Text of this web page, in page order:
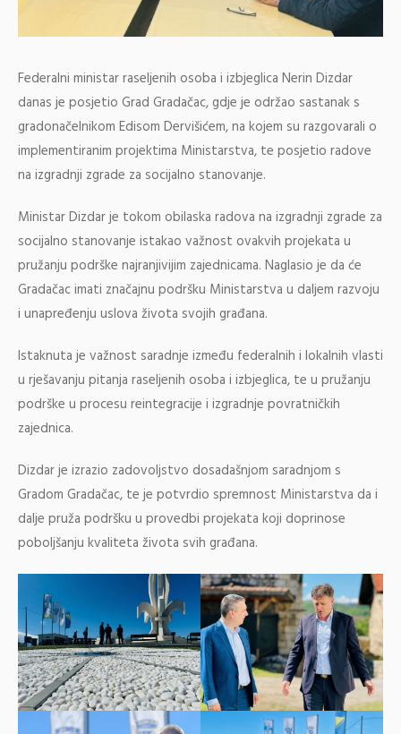
Federalni ministar raseljenih osoba i izbjeglica Nerin Dizdar
danas je posjetio Grad Gradačac, gdje je održao sastanak s
gradonačelnikom Edisom Dervišićem, na kojem su razgovarali o
implementiranim projektima Ministarstva, te posjetio radove
na izgradnji zgrade za socijalno stanovanje.
Ministar Dizdar je tokom obilaska radova na izgradnji zgrade za
socijalno stanovanje istakao važnost ovakvih projekata u
pružanju podrške najranjivijim zajednicama. Naglasio je da će
Gradačac imati značajnu podršku Ministarstva u daljem razvoju
i unapređenju uslova života svojih građana.
Istaknuta je važnost saradnje između federalnih i lokalnih vlasti
u rješavanju pitanja raseljenih osoba i izbjeglica, te u pružanju
podrške u procesu reintegracije i izgradnje povratničkih
zajednica.
Dizdar je izrazio zadovoljstvo dosadašnjom saradnjom s
Gradom Gradačac, te je potvrdio spremnost Ministarstva da i
dalje pruža podršku u provedbi projekata koji doprinose
poboljšanju kvaliteta života svih građana.